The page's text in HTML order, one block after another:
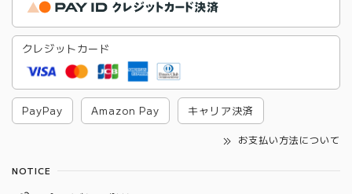
クレジットカード
PayPay Amazon Pay キャリア決済
お支払い方法について
NOTICE